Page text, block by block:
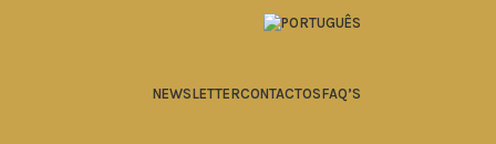
NEWSLETTERCONTACTOSFAQ’S